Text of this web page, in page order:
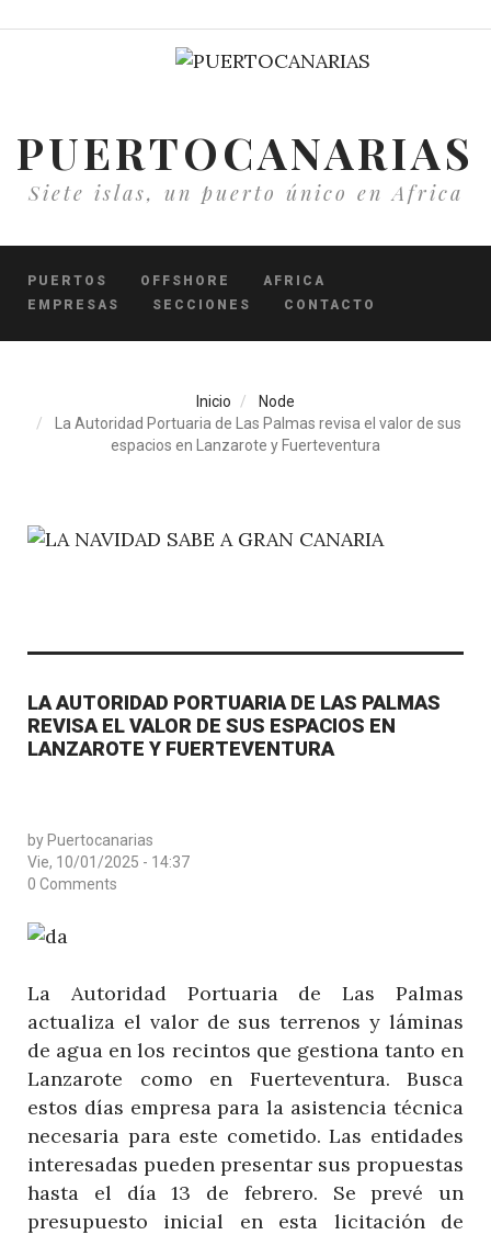
PUERTOCANARIAS
Siete islas, un puerto único en Africa
PUERTOS OFFSHORE
AFRICA
EMPRESAS
SECCIONES CONTACTO
Inicio
Node
La Autoridad Portuaria de Las Palmas revisa el valor de sus
espacios en Lanzarote y Fuerteventura
LA AUTORIDAD PORTUARIA DE LAS PALMAS
REVISA EL VALOR DE SUS ESPACIOS EN
LANZAROTE Y FUERTEVENTURA
by Puertocanarias
Vie, 10/01/2025 - 14:37
0 Comments
La Autoridad Portuaria de Las Palmas
actualiza el valor de sus terrenos y láminas
de agua en los recintos que gestiona tanto en
Lanzarote como en Fuerteventura. Busca
estos días empresa para la asistencia técnica
necesaria para este cometido. Las entidades
interesadas pueden presentar sus propuestas
hasta el día 13 de febrero. Se prevé un
presupuesto inicial en esta licitación de